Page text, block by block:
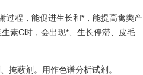
过程，能促进生长和*，能提高禽类产
素C时，会出现*、生长停滞、皮毛
掩蔽剂。用作色谱分析试剂。